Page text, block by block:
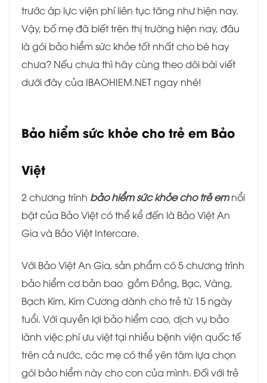
trước áp lực viện phí liên tục tăng như hiện nay.
Vậy, bố mẹ đã biết trên thị trường hiện nay, đâu
là gói bảo hiểm sức khỏe tốt nhất cho bé hay
chưa? Nếu chưa thì hãy cùng theo dõi bài viết
dưới đây của IBAOHIEM.NET ngay nhé!
Bảo hiểm sức khỏe cho trẻ em Bảo
Việt
2 chương trình bảo hiểm sức khỏe cho trẻ emnổi
bật của Bảo Việt có thể kể đến là Bảo Việt An
Gia và Bảo Việt Intercare.
Với Bảo Việt An Gia, sản phẩm có 5 chương trình
bảo hiểm cơ bản bao gồm Đồng, Bạc, Vàng,
Bạch Kim, Kim Cương dành cho trẻ từ 15 ngày
tuổi. Với quyền lợi bảo hiểm cao, dịch vụ bảo
lãnh việc phí ưu việt tại nhiều bệnh viện quốc tế
trên cả nước, các mẹ có thể yên tâm lựa chọn
gói bảo hiểm này cho con của mình. Đối với trẻ